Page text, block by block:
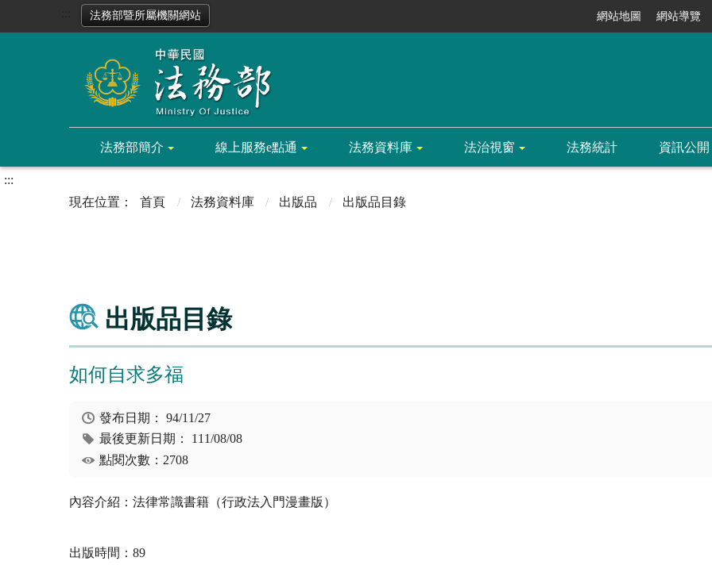
法務部暨所屬機關網站 網站地圖 網站導覽
法務部簡介 線上服務e點通 法務資料庫 法治視窗 法務統計 資訊公開
:::
首頁
法務資料庫 出版品 出版品目錄
出版品目錄
如何自求多福
發布日期：94/11/27
最後更新日期： 111/08/08
點閱次數：2708
內容介紹：法律常識書籍（行政法入門漫畫版）
出版時間：89